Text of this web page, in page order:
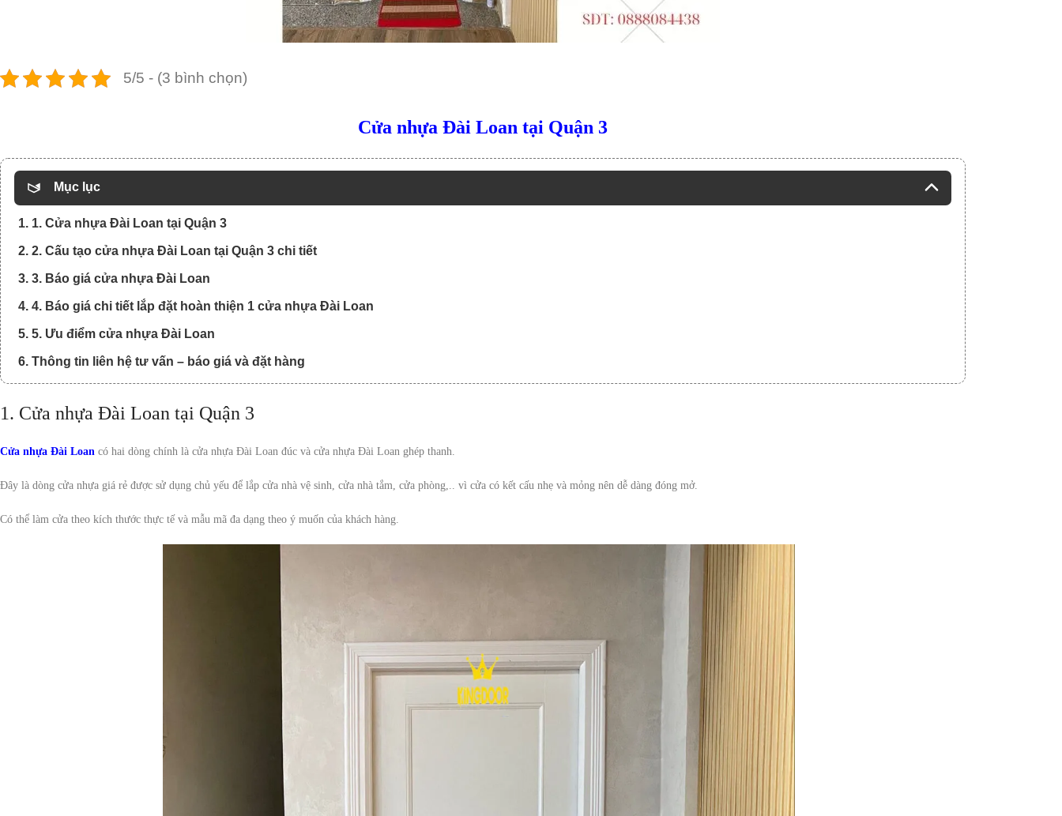
5/5 - (3 bình chọn)
Cửa nhựa Đài Loan tại Quận 3
Mục lục
1. 1. Cửa nhựa Đài Loan tại Quận 3
2. 2. Cấu tạo cửa nhựa Đài Loan tại Quận 3 chi tiết
3. 3. Báo giá cửa nhựa Đài Loan
4. 4. Báo giá chi tiết lắp đặt hoàn thiện 1 cửa nhựa Đài Loan
5. 5. Ưu điểm cửa nhựa Đài Loan
6. Thông tin liên hệ tư vấn – báo giá và đặt hàng
1. Cửa nhựa Đài Loan tại Quận 3
Cửa nhựa Đài Loan có hai dòng chính là cửa nhựa Đài Loan đúc và cửa nhựa Đài Loan ghép thanh.
Đây là dòng cửa nhựa giá rẻ được sử dụng chủ yếu để lắp cửa nhà vệ sinh, cửa nhà tắm, cửa phòng,.. vì cửa có kết cấu nhẹ và mỏng nên dễ dàng đóng mở.
Có thể làm cửa theo kích thước thực tế và mẫu mã đa dạng theo ý muốn của khách hàng.